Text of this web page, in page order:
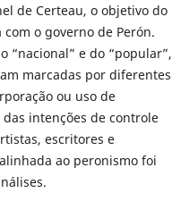
de Certeau, o objetivo do
o governo de Perón.
“nacional” e do “popular”,
marcadas por diferentes
ou uso de
intenções de controle
escritores e
ao peronismo foi